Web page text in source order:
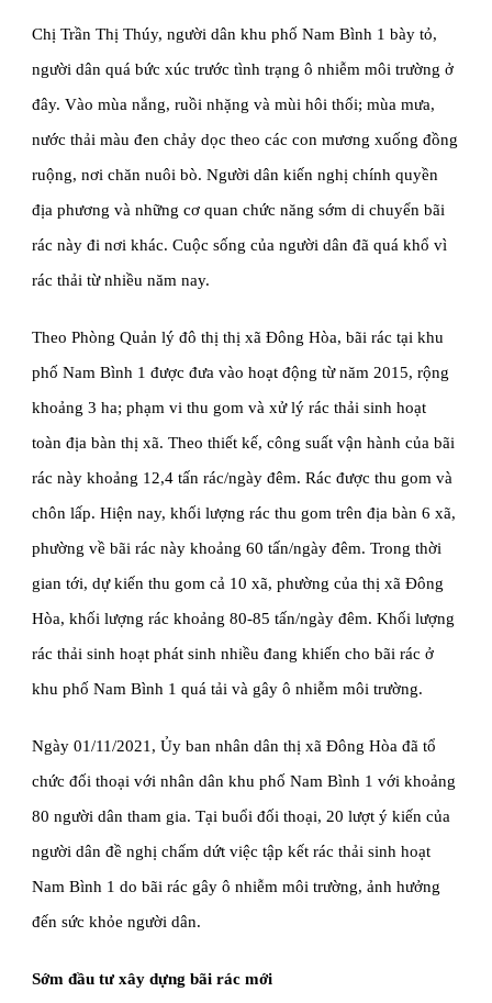
Chị Trần Thị Thúy, người dân khu phố Nam Bình 1 bày tỏ,
người dân quá bức xúc trước tình trạng ô nhiễm môi trường ở
đây. Vào mùa nắng, ruồi nhặng và mùi hôi thối; mùa mưa,
nước thải màu đen chảy dọc theo các con mương xuống đồng
ruộng, nơi chăn nuôi bò. Người dân kiến nghị chính quyền
địa phương và những cơ quan chức năng sớm di chuyển bãi
rác này đi nơi khác. Cuộc sống của người dân đã quá khổ vì
rác thải từ nhiều năm nay.
Theo Phòng Quản lý đô thị thị xã Đông Hòa, bãi rác tại khu
phố Nam Bình 1 được đưa vào hoạt động từ năm 2015, rộng
khoảng 3 ha; phạm vi thu gom và xử lý rác thải sinh hoạt
toàn địa bàn thị xã. Theo thiết kế, công suất vận hành của bãi
rác này khoảng 12,4 tấn rác/ngày đêm. Rác được thu gom và
chôn lấp. Hiện nay, khối lượng rác thu gom trên địa bàn 6 xã,
phường về bãi rác này khoảng 60 tấn/ngày đêm. Trong thời
gian tới, dự kiến thu gom cả 10 xã, phường của thị xã Đông
Hòa, khối lượng rác khoảng 80-85 tấn/ngày đêm. Khối lượng
rác thải sinh hoạt phát sinh nhiều đang khiến cho bãi rác ở
khu phố Nam Bình 1 quá tải và gây ô nhiễm môi trường.
Ngày 01/11/2021, Ủy ban nhân dân thị xã Đông Hòa đã tổ
chức đối thoại với nhân dân khu phố Nam Bình 1 với khoảng
80 người dân tham gia. Tại buổi đối thoại, 20 lượt ý kiến của
người dân đề nghị chấm dứt việc tập kết rác thải sinh hoạt
Nam Bình 1 do bãi rác gây ô nhiễm môi trường, ảnh hưởng
đến sức khỏe người dân.
Sớm đầu tư xây dựng bãi rác mới